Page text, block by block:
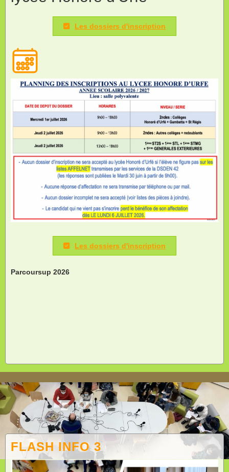
Les dossiers d'inscription
Les dossiers d'inscription
Parcoursup 2026
FLASH INFO 3